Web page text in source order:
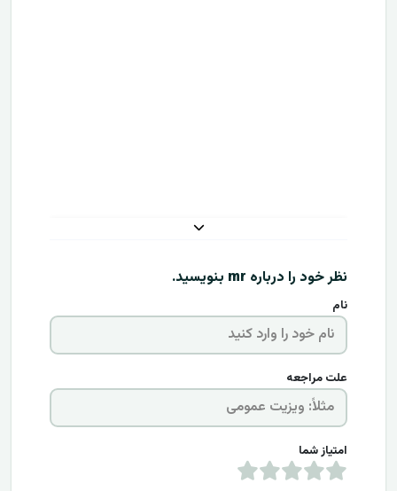
نظر خود را درباره mr بنویسید.
نام
علت مراجعه
امتیاز شما